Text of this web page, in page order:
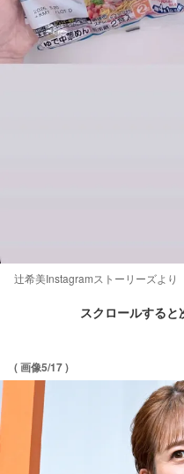
辻希美Instagramストーリーズより
スクロールする
( 画像5/17 )